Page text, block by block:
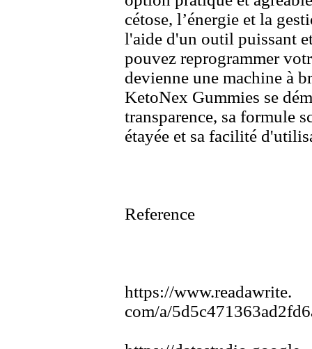
cétose, l’énergie et la
l'aide d'un outil puissant
pouvez reprogrammer
devienne une machine à
KetoNex Gummies se
transparence, sa formule
étayée et sa facilité
Reference
https://www.readawrite.
com/a/